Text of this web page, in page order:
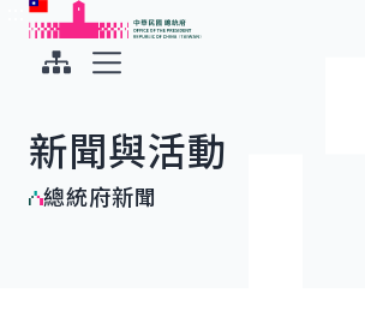
跳到主要內容
中華民國總統府
新聞與活動
總統府新聞